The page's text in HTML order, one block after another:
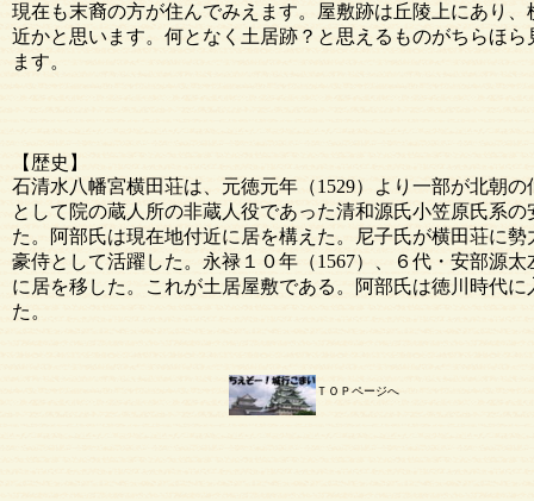
石清水八幡宮横田荘は、元徳元年（1529）より一部が北朝
として院の蔵人所の非蔵人役であった清和源氏小笠原氏系
た。阿部氏は現在地付近に居を構えた。尼子氏が横田荘に
豪侍として活躍した。永禄１０年（1567）、６代・安部源
に居を移した。これが土居屋敷である。阿部氏は徳川時代
た。
【歴史】
ＴＯＰページへ
現在も末裔の方が住んでみえます。屋敷跡は丘陵上にあり
近かと思います。何となく土居跡？と思えるものがちらほ
ます。